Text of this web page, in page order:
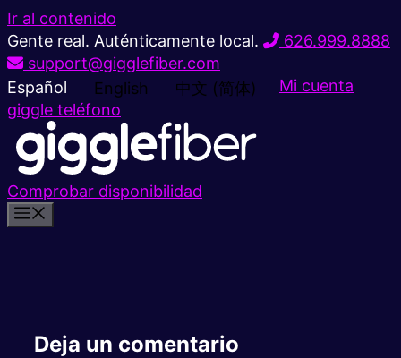
Ir al contenido
Gente real. Auténticamente local.
626.999.8888
support@gigglefiber.com
Español
English 中文 (简体)
Mi cuenta
giggle teléfono
Comprobar disponibilidad
Deja un comentario